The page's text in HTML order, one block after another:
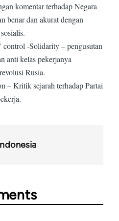
komentar terhadap Negara
benar dan akurat dengan
control -Solidarity – pengusutan
anti kelas pekerjanya
Rusia.
– Kritik sejarah terhadap Partai